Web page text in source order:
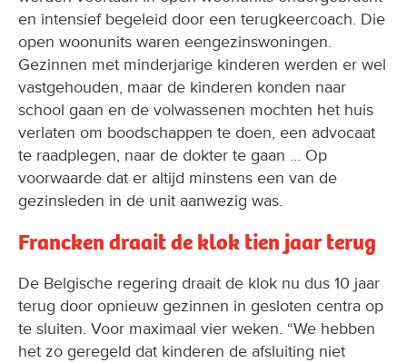
en intensief begeleid door een terugkeercoach. Die
open woonunits waren eengezinswoningen.
Gezinnen met minderjarige kinderen werden er wel
vastgehouden, maar de kinderen konden naar
school gaan en de volwassenen mochten het huis
verlaten om boodschappen te doen, een advocaat
te raadplegen, naar de dokter te gaan ... Op
voorwaarde dat er altijd minstens een van de
gezinsleden in de unit aanwezig was.
Francken draait de klok tien jaar terug
De Belgische regering draait de klok nu dus 10 jaar
terug door opnieuw gezinnen in gesloten centra op
te sluiten. Voor maximaal vier weken. “We hebben
het zo geregeld dat kinderen de afsluiting niet